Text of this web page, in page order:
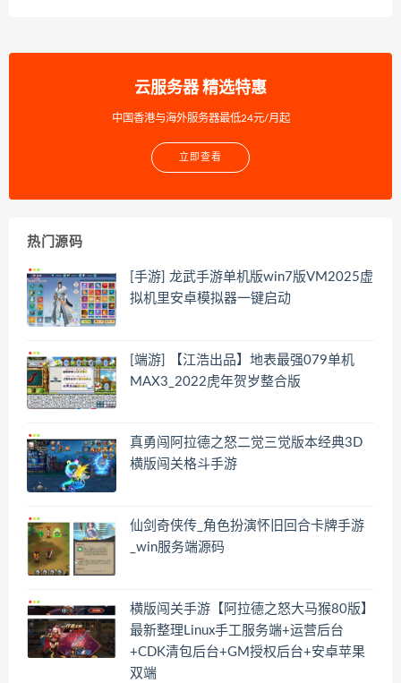
云服务器 精选特惠
中国香港与海外服务器最低24元/月起
立即查看
热门源码
[手游] 龙武手游单机版win7版VM2025虚
拟机里安卓模拟器一键启动
[端游] 【江浩出品】地表最强079单机
MAX3_2022虎年贺岁整合版
真勇闯阿拉德之怒二觉三觉版本经典3D
横版闯关格斗手游
仙剑奇侠传_角色扮演怀旧回合卡牌手游
_win服务端源码
横版闯关手游【阿拉德之怒大马猴80版】
最新整理Linux手工服务端+运营后台
+CDK清包后台+GM授权后台+安卓苹果
双端